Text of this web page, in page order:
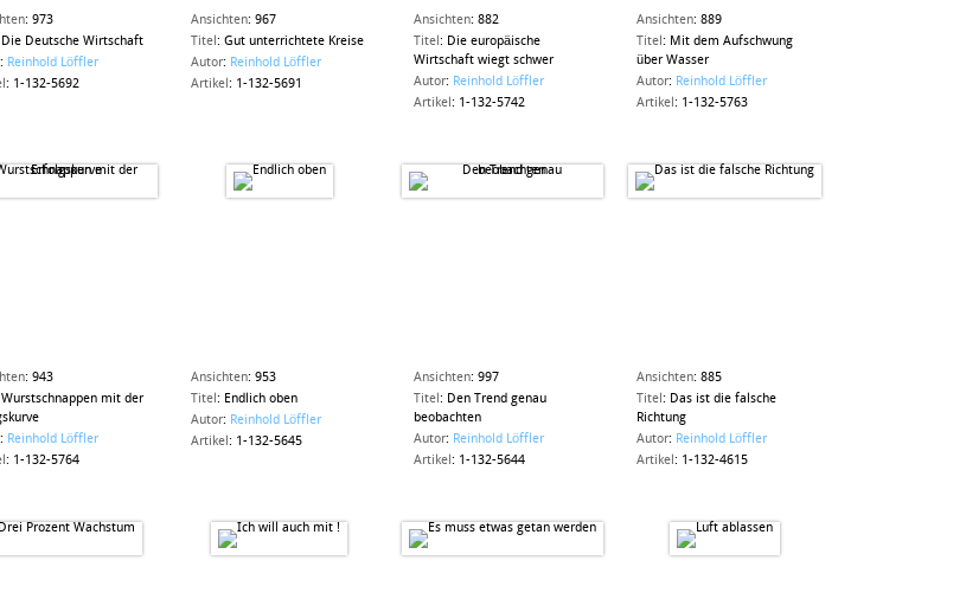
: 973
Die Deutsche Wirtschaft
: Reinhold Löffler
: 1-132-5692
Ansichten: 967
Titel : Gut unterrichtete Kreise
Autor: Reinhold Löffler
Artikel : 1-132-5691
Ansichten: 882
Titel : Die europäische
Wirtschaft wiegt schwer
Autor: Reinhold Löffler
Artikel : 1-132-5742
Ansichten: 889
Titel : Mit dem Aufschwung
über Wasser
Autor: Reinhold Löffler
Artikel : 1-132-5763
: 943
Wurstschnappen mit der
: Reinhold Löffler
: 1-132-5764
Ansichten: 953
Titel : Endlich oben
Autor: Reinhold Löffler
Artikel : 1-132-5645
Ansichten: 997
Titel : Den Trend genau
beobachten
Autor: Reinhold Löffler
Artikel : 1-132-5644
Ansichten: 885
Titel : Das ist die falsche
Richtung
Autor: Reinhold Löffler
Artikel : 1-132-4615